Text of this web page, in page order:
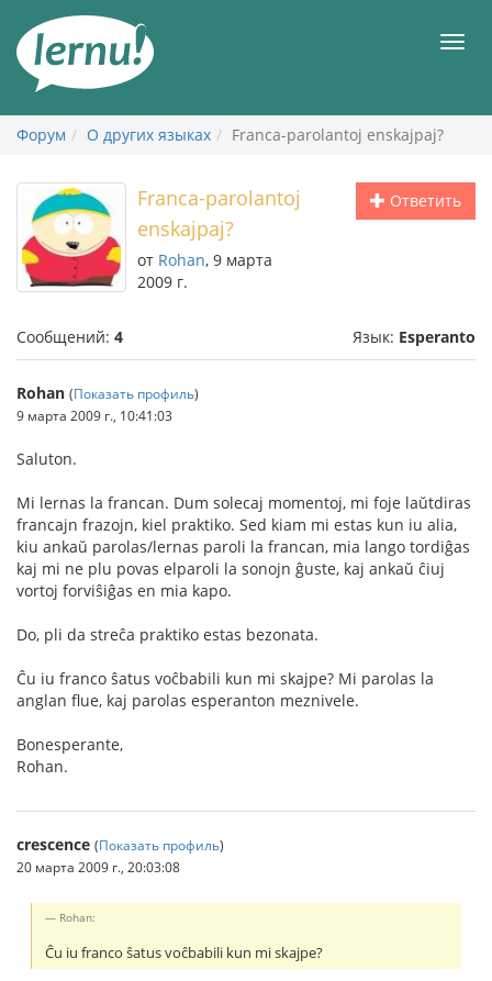
содержанию
Форум О других языках Franca-parolantoj enskajpaj?
Ответить
Franca-parolantoj
enskajpaj?
от Rohan, 9 марта
2009 г.
Сообщений: 4 Язык: Esperanto
Rohan (Показать профиль)
9 марта 2009 г., 10:41:03
Saluton.
Mi lernas la francan. Dum solecaj momentoj, mi foje laŭtdiras
francajn frazojn, kiel praktiko. Sed kiam mi estas kun iu alia,
kiu ankaŭ parolas/lernas paroli la francan, mia lango tordiĝas
kaj mi ne plu povas elparoli la sonojn ĝuste, kaj ankaŭ ĉiuj
vortoj forviŝiĝas en mia kapo.
Do, pli da streĉa praktiko estas bezonata.
Ĉu iu franco ŝatus voĉbabili kun mi skajpe? Mi parolas la
anglan flue, kaj parolas esperanton meznivele.
Bonesperante,
Rohan.
crescence (Показать профиль)
20 марта 2009 г., 20:03:08
Rohan:
Ĉu iu franco ŝatus voĉbabili kun mi skajpe?